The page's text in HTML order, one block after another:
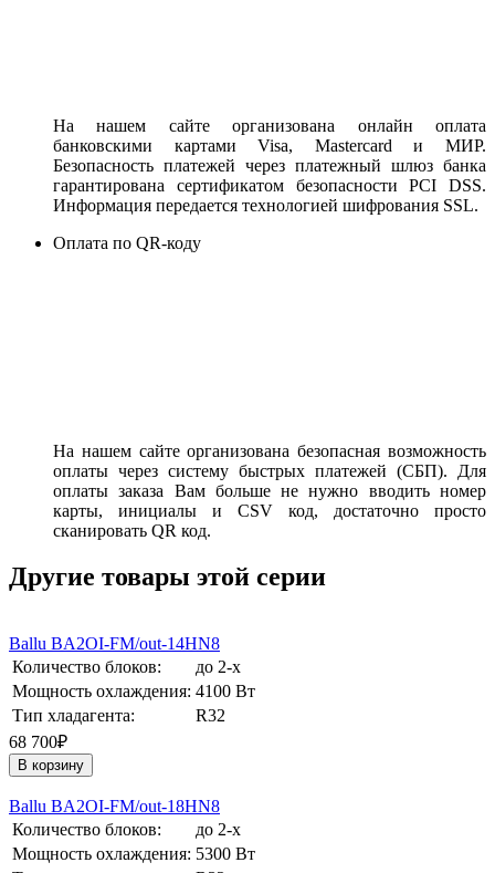
На нашем сайте организована онлайн оплата
банковскими картами Visa, Mastercard и МИР.
Безопасность платежей через платежный шлюз банка
гарантирована сертификатом безопасности PCI DSS.
Информация передается технологией шифрования SSL.
Оплата по QR-коду
На нашем сайте организована безопасная возможность
оплаты через систему быстрых платежей (СБП). Для
оплаты заказа Вам больше не нужно вводить номер
карты, инициалы и CSV код, достаточно просто
сканировать QR код.
Другие товары этой серии
Ballu BA2OI-FM/out-14HN8
Количество блоков:
до 2-х
Мощность охлаждения: 4100 Вт
Тип хладагента:
R32
68 700₽
В корзину
Ballu BA2OI-FM/out-18HN8
Количество блоков:
до 2-х
Мощность охлаждения: 5300 Вт